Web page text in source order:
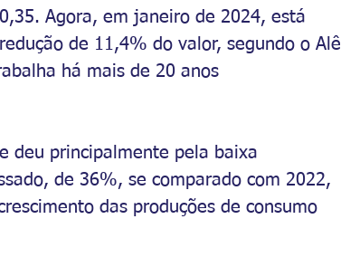
Agora, em janeiro de 2024, está
de 11,4% do valor, segundo o Alê
há mais de 20 anos
deu principalmente pela baixa
de 36%, se comparado com 2022,
das produções de consumo